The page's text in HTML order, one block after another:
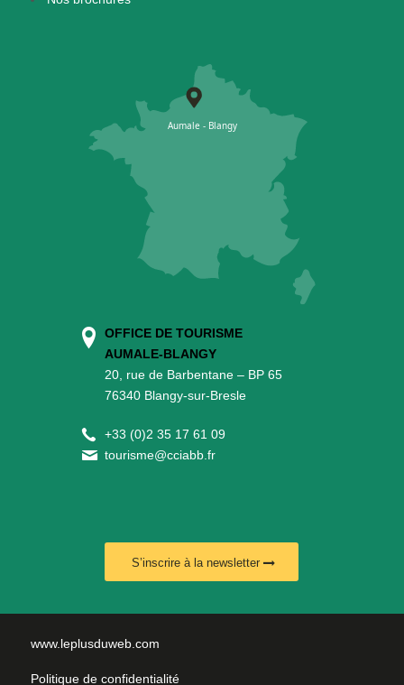
OFFICE DE TOURISME
AUMALE-BLANGY
20, rue de Barbentane – BP 65
76340 Blangy-sur-Bresle
+33 (0)2 35 17 61 09
tourisme@cciabb.fr
S’inscrire à la newsletter
www.leplusduweb.com
Politique de confidentialité